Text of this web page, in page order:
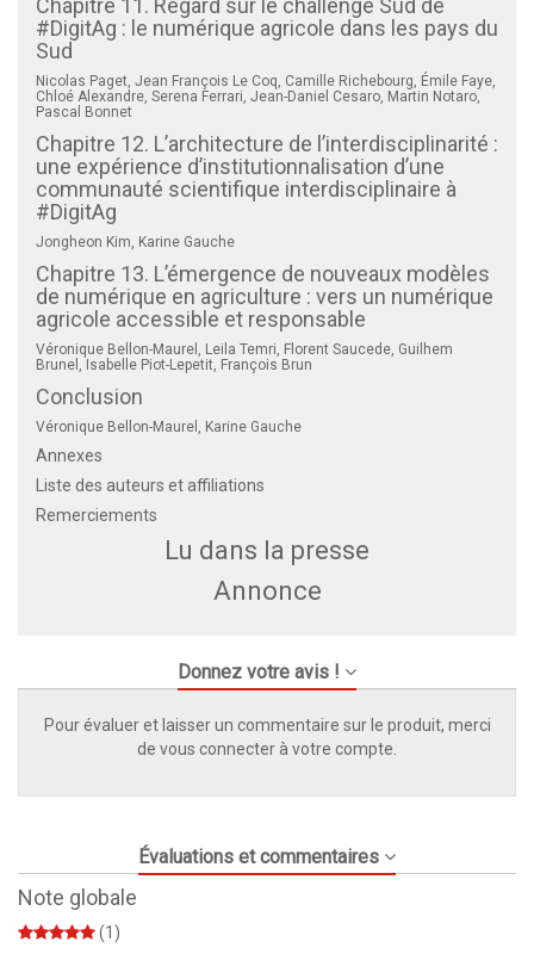
Chapitre 11. Regard sur le challenge Sud de
#DigitAg : le numérique agricole dans les pays du
Sud
Nicolas Paget, Jean François Le Coq, Camille Richebourg, Émile Faye,
Chloé Alexandre, Serena Ferrari, Jean-Daniel Cesaro, Martin Notaro,
Pascal Bonnet
Chapitre 12. L’architecture de l’interdisciplinarité :
une expérience d’institutionnalisation d’une
communauté scientifique interdisciplinaire à
#DigitAg
Jongheon Kim, Karine Gauche
Chapitre 13. L’émergence de nouveaux modèles
de numérique en agriculture : vers un numérique
agricole accessible et responsable
Véronique Bellon-Maurel, Leila Temri, Florent Saucede, Guilhem
Brunel, Isabelle Piot-Lepetit, François Brun
Conclusion
Véronique Bellon-Maurel, Karine Gauche
Annexes
Liste des auteurs et affiliations
Remerciements
Lu dans la presse
Annonce
Donnez votre avis !
Pour évaluer et laisser un commentaire sur le produit, merci
de vous connecter à votre compte.
Évaluations et commentaires
Note globale
(1)